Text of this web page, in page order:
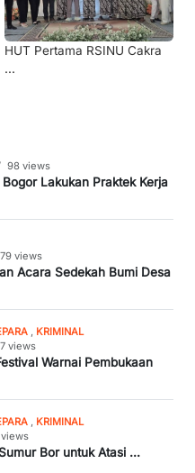
HUT Pertama RSINU Cakra
...
98 views
Lakukan Praktek Kerja
views
Acara Sedekah Bumi Desa
, KRIMINAL
views
Warnai Pembukaan
, KRIMINAL
Bor untuk Atasi ...